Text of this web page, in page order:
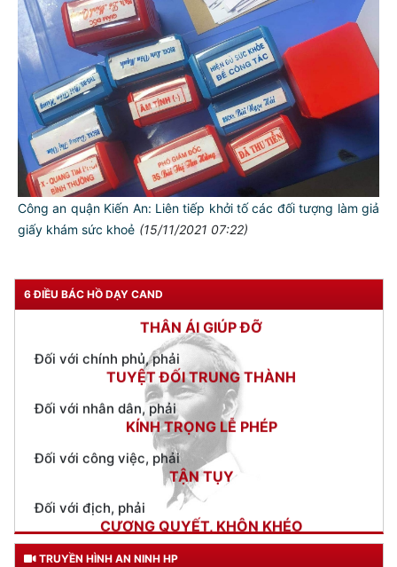
Công an quận Kiến An: Liên tiếp khởi tố các đối tượng làm giả
giấy khám sức khoẻ (15/11/2021 07:22)
6 ĐIỀU BÁC HỒ DẠY CAND
TƯ CÁCH
NGƯỜI CÔNG AN CÁCH MỆNH LÀ:
Đối với tự mình, phải
CẦN, KIỆM, LIÊM, CHÍNH
Đối với chính phủ, phải
TUYỆT ĐỐI TRUNG THÀNH
Đối với nhân dân, phải
KÍNH TRỌNG LỄ PHÉP
Đối với công việc, phải
TẬN TỤY
Đối với địch, phải
CƯƠNG QUYẾT, KHÔN KHÉO
Trích thư Chủ tịch Hồ Chí Minh
gửi Công an Khu XII,
ngày 11 tháng 3 năm 1948.
TRUYỀN HÌNH AN NINH HP